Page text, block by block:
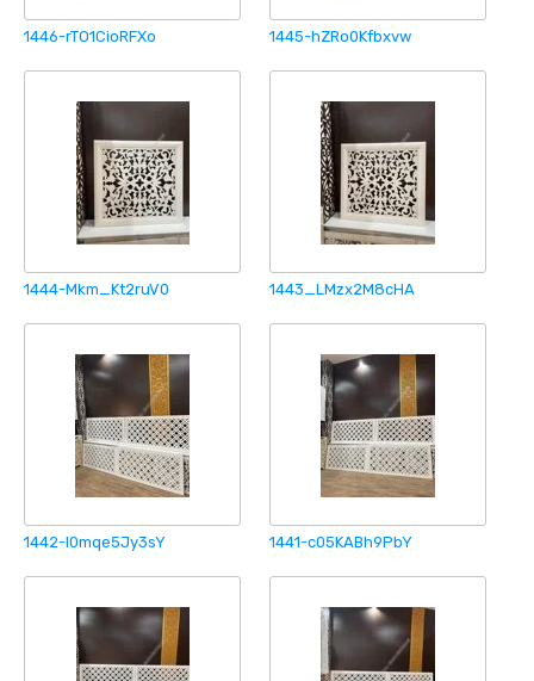
1446-rTO1CioRFXo 1445-hZRo0Kfbxvw
1444-Mkm_Kt2ruV0 1443_LMzx2M8cHA
1442-l0mqe5Jy3sY 1441-c05KABh9PbY